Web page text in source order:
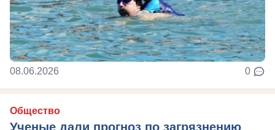
08.06.2026 0
Общество
Ученые дали прогноз по загрязнению